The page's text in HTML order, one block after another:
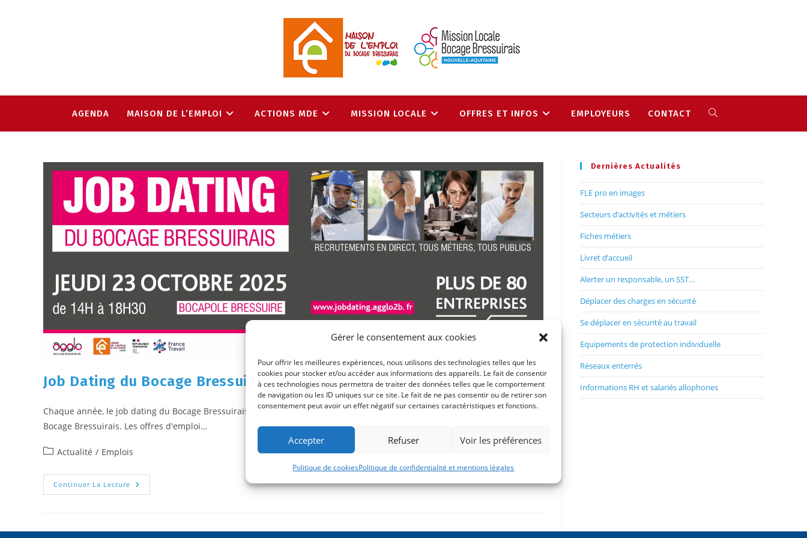
Gérer le consentement aux cookies
Pour offrir les meilleures expériences, nous utilisons des technologies telles que les
cookies pour stocker et/ou accéder aux informations des appareils. Le fait de consentir
à ces technologies nous permettra de traiter des données telles que le comportement
de navigation ou les ID uniques sur ce site. Le fait de ne pas consentir ou de retirer son
consentement peut avoir un effet négatif sur certaines caractéristiques et fonctions.
Accepter Refuser Voir les préférences
Politique de cookiesPolitique de confidentialité et mentions légales
AGENDA MAISON DE L’EMPLOI ACTIONS MDE MISSION LOCALE OFFRES ET INFOS EMPLOYEURS CONTACT
Job Dating du Bocage Bressuirais
Chaque année, le job dating du Bocage Bressuirais est organisé par l'Agglo2B, France Travail et la Maison de l'Emploi du
Bocage Bressuirais. Les offres d'emploi…
Actualité / Emplois
Continuer La Lecture
Dernières Actualités
FLE pro en images
Secteurs d’activités et métiers
Fiches métiers
Livret d’accueil
Alerter un responsable, un SST…
Déplacer des charges en sécurité
Se déplacer en sécurité au travail
Equipements de protection individuelle
Réseaux enterrés
Informations RH et salariés allophones